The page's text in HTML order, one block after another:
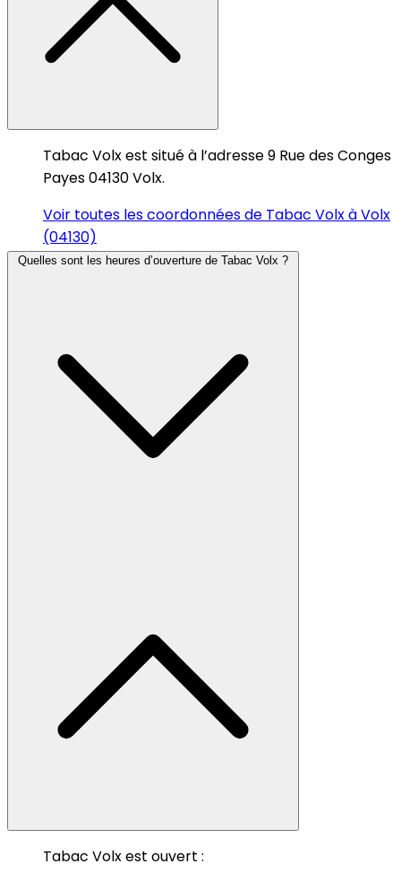
Tabac Volx est situé à l’adresse 9 Rue des Conges
Payes 04130 Volx.
Voir toutes les coordonnées de Tabac Volx à Volx
(04130)
Quelles sont les heures d’ouverture de Tabac Volx ?
Tabac Volx est ouvert :